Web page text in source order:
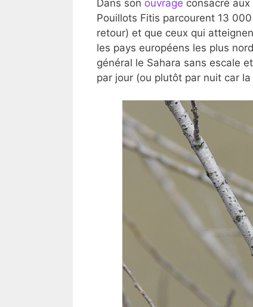
Dans son ouvrage consacré
Pouillots Fitis parcourent 13
retour) et que ceux qui
les pays européens les plus
général le Sahara sans escale
par jour (ou plutôt par nuit car